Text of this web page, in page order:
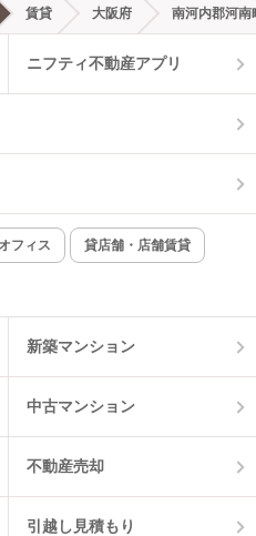
都市ガス
オートロック
インターネット無料
賃貸 大阪府 南河内郡河南
ニフティ不動産アプリ
フィス 貸店舗・店舗賃貸
新築マンション
中古マンション
不動産売却
引越し見積もり